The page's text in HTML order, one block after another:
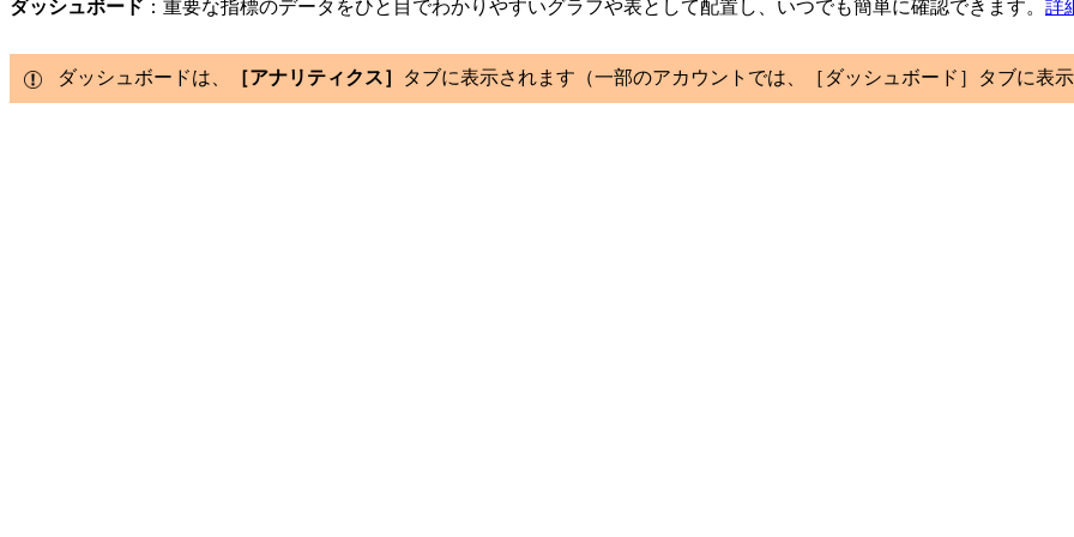
ダッシュボード ： 重要な指標のデータをひと目でわかりやすいグラフや表として配置し、いつでも簡単に確認できます。 詳
ダッシュボードは、 ［アナリティクス］ タブに表示されます（一部のアカウントでは、［ダッシュボード］タブに表